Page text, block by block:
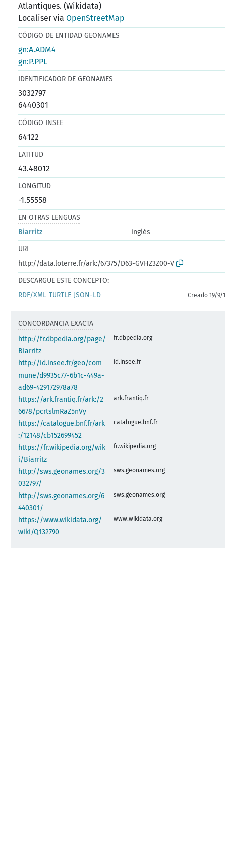
Atlantiques. (Wikidata)
Localiser viaOpenStreetMap
CÓDIGO DE ENTIDAD GEONAMES
gn:A.ADM4
gn:P.PPL
IDENTIFICADOR DE GEONAMES
3032797
6440301
CÓDIGO INSEE
64122
LATITUD
43.48012
LONGITUD
-1.55558
EN OTRAS LENGUAS
Biarritz
inglés
URI
http://data.loterre.fr/ark:/67375/D63-GVHZ3Z00-V
DESCARGUE ESTE CONCEPTO:
RDF/XML TURTLE JSON-LD Creado 19/9/
CONCORDANCIA EXACTA
http://fr.dbpedia.org/page/
Biarritz
fr.dbpedia.org
http://id.insee.fr/geo/com
mune/d9935c77-6b1c-449a-
ad69-429172978a78
id.insee.fr
https://ark.frantiq.fr/ark:/2
6678/pcrtslmRaZ5nVy
ark.frantiq.fr
https://catalogue.bnf.fr/ark
:/12148/cb152699452
catalogue.bnf.fr
https://fr.wikipedia.org/wik
i/Biarritz
fr.wikipedia.org
http://sws.geonames.org/3
032797/
sws.geonames.org
http://sws.geonames.org/6
440301/
sws.geonames.org
https://www.wikidata.org/
wiki/Q132790
www.wikidata.org